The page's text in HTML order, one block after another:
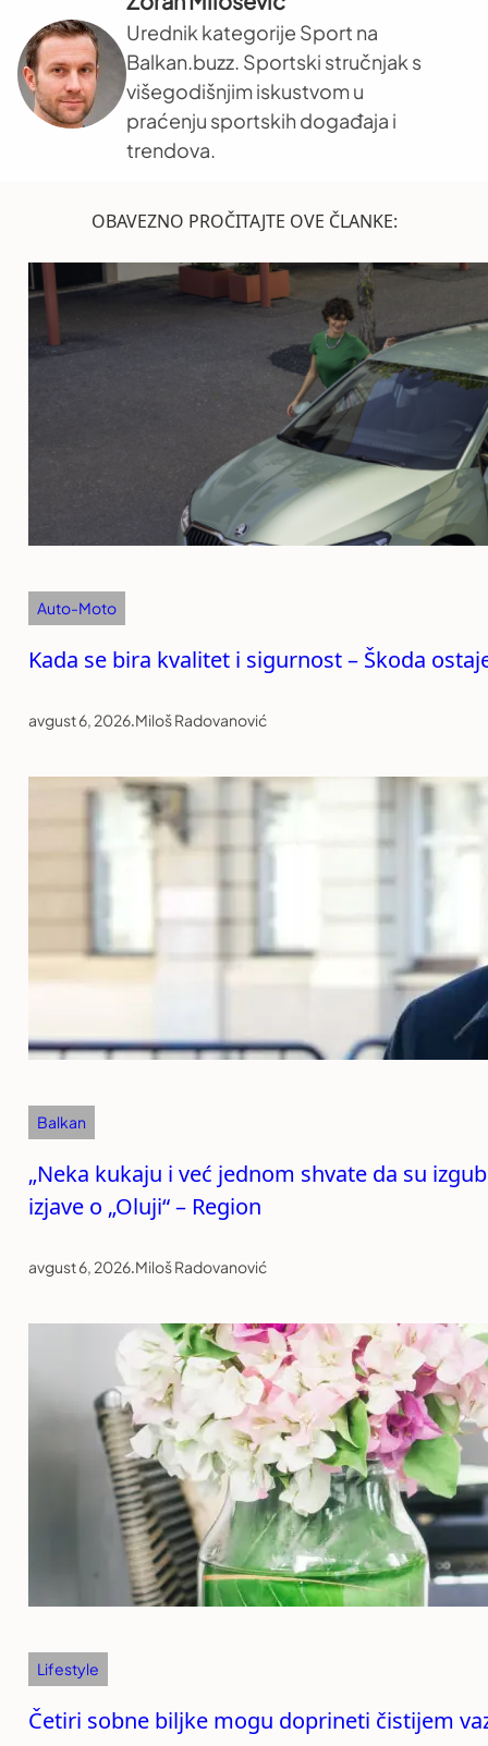
Urednik kategorije Sport na
Balkan.buzz. Sportski stručnjak s
višegodišnjim iskustvom u
praćenju sportskih događaja i
trendova.
OBAVEZNO PROČITAJTE OVE ČLANKE:
Auto-Moto
Kada se bira kvalitet i sigurnost – Škoda
avgust 6, 2026.Miloš Radovanović
Balkan
„Neka kukaju i već jednom shvate da su
izjave o „Oluji“ – Region
avgust 6, 2026.Miloš Radovanović
Lifestyle
Četiri sobne biljke mogu doprineti čistijem